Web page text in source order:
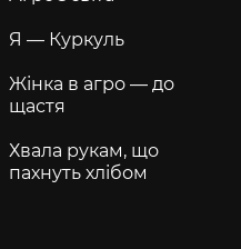
Я — Куркуль
Жінка в агро — до
щастя
Хвала рукам, що
пахнуть хлібом